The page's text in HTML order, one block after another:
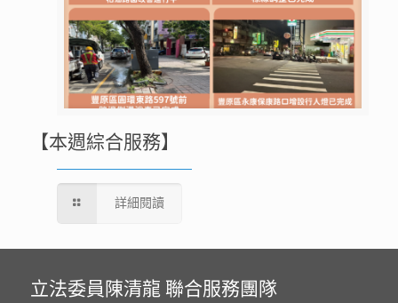
【本週綜合服務】
詳細閱讀
立法委員陳清龍 聯合服務團隊